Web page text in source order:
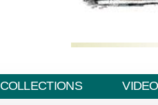
COLLECTIONS VIDEO